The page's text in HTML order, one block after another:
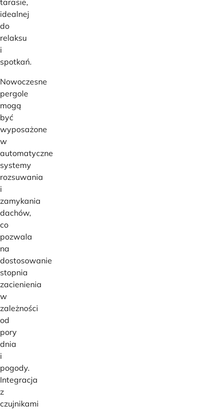
tarasie,
idealnej
do
relaksu
i
spotkań.
Nowoczesne
pergole
mogą
być
wyposażone
w
automatyczne
systemy
rozsuwania
i
zamykania
dachów,
co
pozwala
na
dostosowanie
stopnia
zacienienia
w
zależności
od
pory
dnia
i
pogody.
Integracja
z
czujnikami